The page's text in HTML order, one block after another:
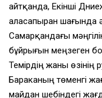
айтқанда, Екінші
аласапыран шағында
Самарқандағы
бұйрығын меңзеген
Темірдің жаны өзінің
Бараканың төменгі
майдан шебіндегі